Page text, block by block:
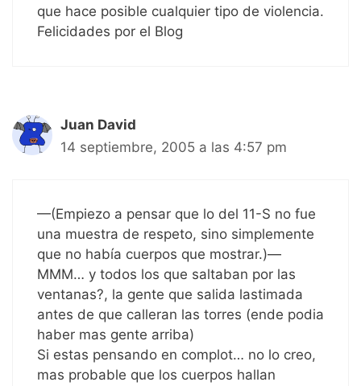
que hace posible cualquier tipo de violencia.
Felicidades por el Blog
Juan David
14 septiembre, 2005 a las 4:57 pm
—(Empiezo a pensar que lo del 11-S no fue
una muestra de respeto, sino simplemente
que no había cuerpos que mostrar.)—
MMM… y todos los que saltaban por las
ventanas?, la gente que salida lastimada
antes de que calleran las torres (ende podia
haber mas gente arriba)
Si estas pensando en complot… no lo creo,
mas probable que los cuerpos hallan